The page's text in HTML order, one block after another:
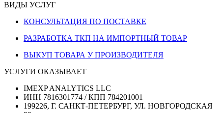
ВИДЫ УСЛУГ
КОНСУЛЬТАЦИЯ ПО ПОСТАВКЕ
РАЗРАБОТКА ТКП НА ИМПОРТНЫЙ ТОВАР
ВЫКУП ТОВАРА У ПРОИЗВОДИТЕЛЯ
УСЛУГИ ОКАЗЫВАЕТ
IMEXP ANALYTICS LLC
ИНН 7816301774 / КПП 784201001
199226, Г. САНКТ-ПЕТЕРБУРГ, УЛ. НОВГОРОДСКАЯ